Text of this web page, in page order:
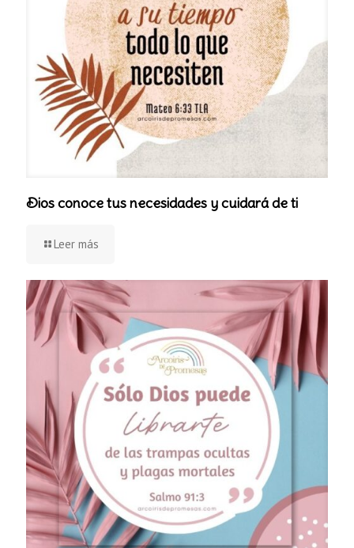
Dios conoce tus necesidades y cuidará de ti
Leer más